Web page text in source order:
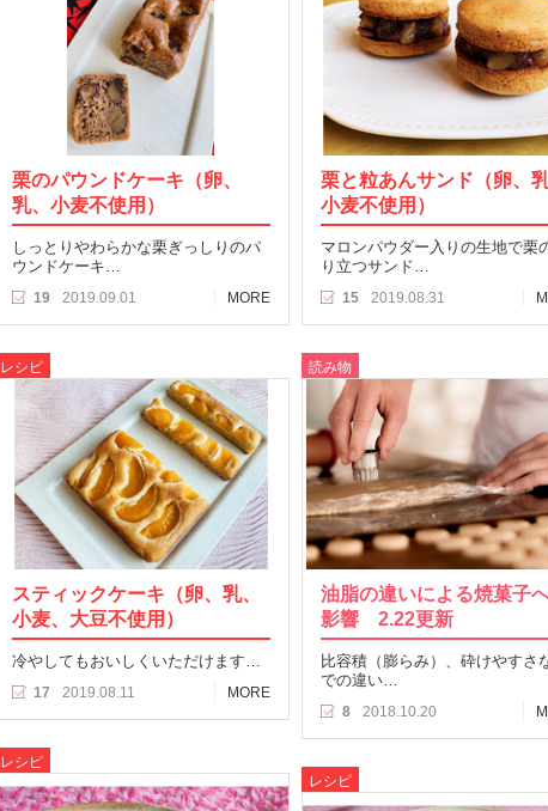
栗のパウンドケーキ（卵、
乳、小麦不使用）
しっとりやわらかな栗ぎっしりのパ
ウンドケーキ…
19 2019.09.01 MORE
栗と粒あんサンド（卵、乳
小麦不使用）
マロンパウダー入りの生地で栗
り立つサンド…
15 2019.08.31
レシピ
スティックケーキ（卵、乳、
小麦、大豆不使用）
冷やしてもおいしくいただけます…
17 2019.08.11 MORE
読み物
油脂の違いによる焼菓子
影響 2.22更新
比容積（膨らみ）、砕けやすさ
での違い…
8 2018.10.20
レシピ
レシピ